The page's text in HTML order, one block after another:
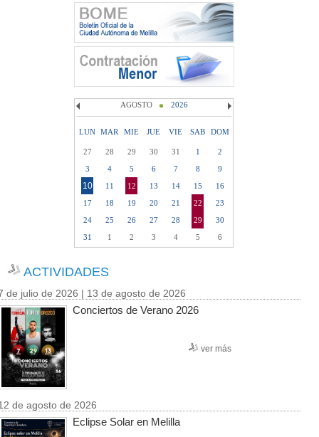
AGOSTO 2026
LUN MAR MIE JUE VIE SAB DOM
27 28 29 30 31 1
2
3
4 5 6 7 8 9
10 11 12 13 14 15
16
17
18 19 20 21 22
23
24
25 26 27 28 29
30
31
1 2 3 4 5 6
ACTIVIDADES
de julio de 2026 | 13 de agosto de 2026
Conciertos de Verano 2026
ver más
de agosto de 2026
Eclipse Solar en Melilla